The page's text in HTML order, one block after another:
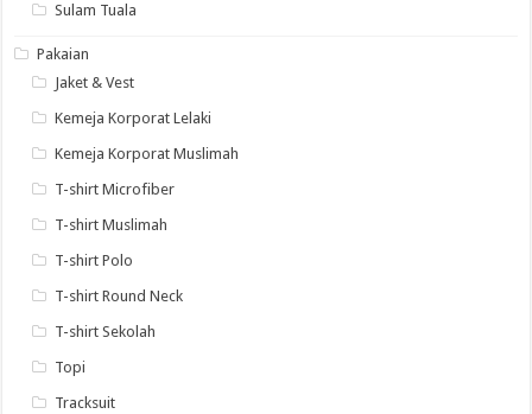
Sulam Tuala
Pakaian
Jaket & Vest
Kemeja Korporat Lelaki
Kemeja Korporat Muslimah
T-shirt Microfiber
T-shirt Muslimah
T-shirt Polo
T-shirt Round Neck
T-shirt Sekolah
Topi
Tracksuit